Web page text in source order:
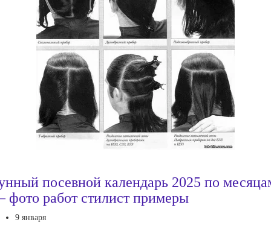
посевной календарь 2025 по
работ стилист примеры
9 января